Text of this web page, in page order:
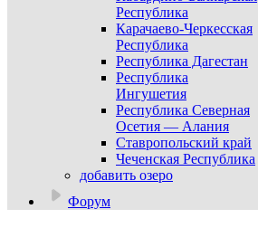
Республика
Карачаево-Черкесская
Республика
Республика Дагестан
Республика
Ингушетия
Республика Северная
Осетия — Алания
Ставропольский край
Чеченская Республика
добавить озеро
Форум